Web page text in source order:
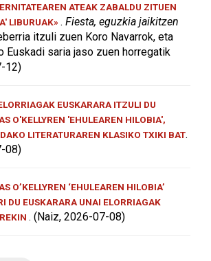
ATEAK ZABALDU ZITUEN
LIBURUAK». Fiesta, eguzkia jaikitzen
itzuli zuen Koro Navarrok, eta
Euskadi saria jaso zuen horregatik
12)
EUSKARARA ITZULI DU
O'KELLYREN 'EHULEAREN HILOBIA',
LITERATURAREN KLASIKO TXIKI BAT.
08)
O’KELLYREN ‘EHULEAREN HILOBIA’
DU EUSKARARA UNAI ELORRIAGAK
. (Naiz, 2026-07-08)